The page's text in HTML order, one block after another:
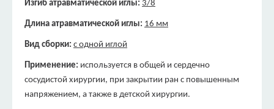
Изгиб атравматической иглы: 3/8
Длина атравматической иглы: 16 мм
Вид сборки: с одной иглой
Применение: используется в общей и сердечно
сосудистой хирургии, при закрытии ран с повышенным
напряжением, а также в детской хирургии.